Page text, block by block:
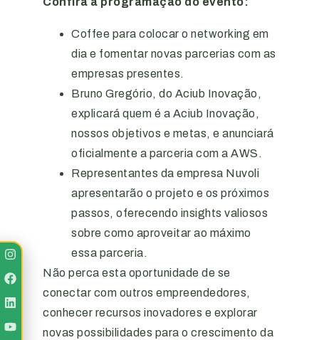
Coffee para colocar o networking em
dia e fomentar novas parcerias com as
empresas presentes.
Bruno Gregório, do Aciub Inovação,
explicará quem é a Aciub Inovação,
nossos objetivos e metas, e anunciará
oficialmente a parceria com a AWS.
Representantes da empresa Nuvoli
apresentarão o projeto e os próximos
passos, oferecendo insights valiosos
sobre como aproveitar ao máximo
essa parceria.
Não perca esta oportunidade de se
conectar com outros empreendedores,
conhecer recursos inovadores e explorar
novas possibilidades para o crescimento da